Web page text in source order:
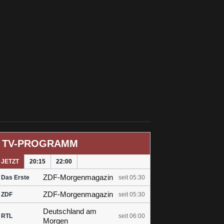
TV-PROGRAMM
JETZT 20:15 22:00
Das Erste ZDF-Morgenmagazin seit 05:30
ZDF ZDF-Morgenmagazin seit 05:30
RTL
Deutschland am
Morgen
seit 06:00